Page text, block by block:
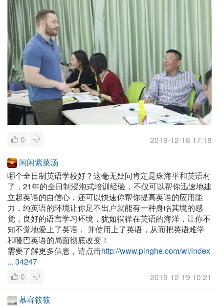
0
2019-12-18 17:18
闲闲紫菜汤
哪个全日制英语学校好？这毫无疑问肯定是珠海平和英语村
了，21年的全日制浸泡式培训经验，不仅可以帮你迅速地建
立起英语的自信心，还可以快速你帮你提高英语的应用能
力，纯英语的环境让你足不出户就能有一种身临其境的感
觉，良好的语言学习环境，犹如徜徉在英语的海洋，让你不
知不觉地爱上了英语， 并使用上了英语，从而把英语难学
和哑巴英语的局面彻底改变！
需要了解更多信息，请点击http://www.pinghe.com/wl/index
... 34247
0
2019-12-19 10:21
慕容筱筱